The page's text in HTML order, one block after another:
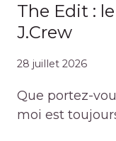
The Edit :
J.Crew
28 juillet 2026
Que portez-
moi est